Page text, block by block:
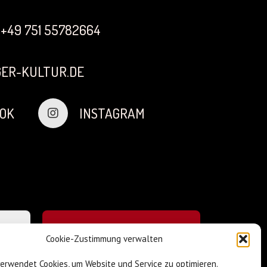
Cookie-Zustimmung verwalten
Cookies, um Website und Service zu optimieren.
+49 751 55782664
KULTUR.DE
INSTAGRAM